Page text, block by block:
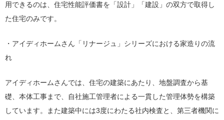
用できるのは、住宅性能評価書を「設計」「建設」の双方で取得し
た住宅のみです。
・アイディホームさん「リナージュ」シリーズにおける家造りの流
れ
アイディホームさんでは、住宅の建築にあたり、地盤調査から基
礎、本体工事まで、自社施工管理者による一貫した管理体勢を構築
しています。また建築中には3度にわたる社内検査と、第三者機関に